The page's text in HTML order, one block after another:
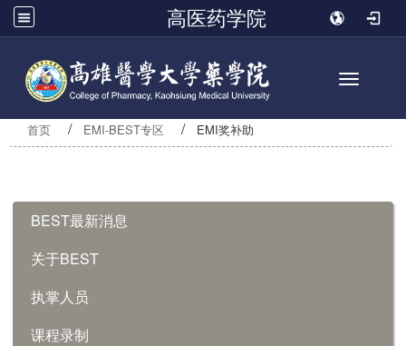
高医药学院
Toggle
首页 EMI-BEST专区 EMI奖补助
BEST最新消息
关于BEST
执掌人员
课程录制